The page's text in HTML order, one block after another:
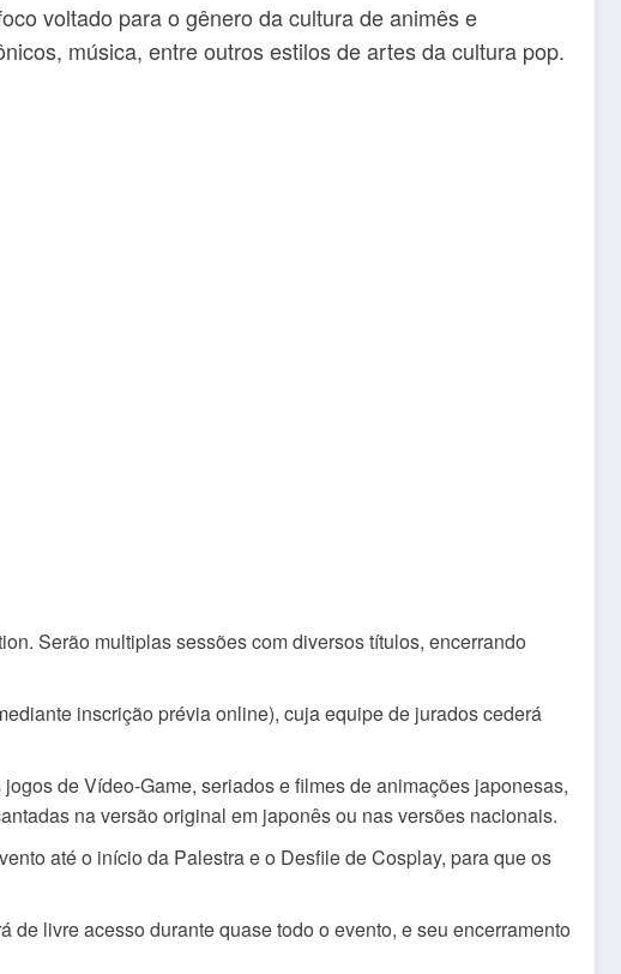
voltado para o gênero da cultura de animês e
música, entre outros estilos de artes da cultura pop.
Serão multiplas sessões com diversos títulos, encerrando
inscrição prévia online), cuja equipe de jurados cederá
de Vídeo-Game, seriados e filmes de animações japonesas,
na versão original em japonês ou nas versões nacionais.
até o início da Palestra e o Desfile de Cosplay, para que os
livre acesso durante quase todo o evento, e seu encerramento